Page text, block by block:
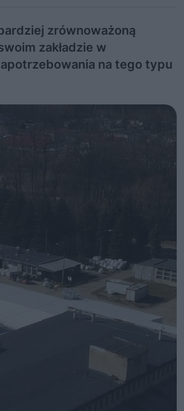
zrównoważoną
zakładzie w
na tego typu